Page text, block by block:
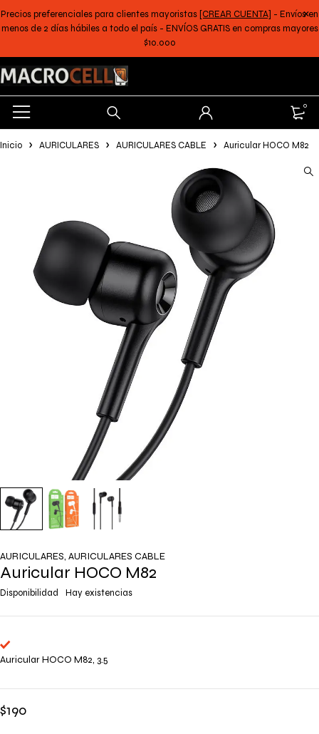
Precios preferenciales para clientes mayoristas [CREAR CUENTA] - Envíos en
menos de 2 días hábiles a todo el país - ENVÍOS GRATIS en compras mayores
$10.000
0
Inicio AURICULARES AURICULARES CABLE Auricular HOCO M82
AURICULARES, AURICULARES CABLE
Auricular HOCO M82
Disponibilidad Hay existencias
Auricular HOCO M82, 3.5
$190